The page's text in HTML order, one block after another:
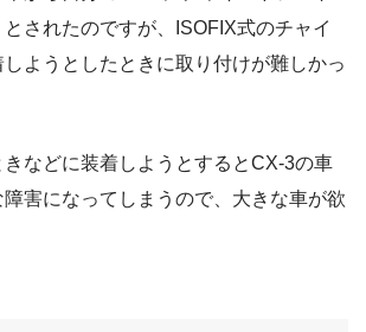
されたのですが、ISOFIX式のチャイ
ようとしたときに取り付けが難しかっ
などに装着しようとするとCX-3の車
害になってしまうので、大きな車が欲